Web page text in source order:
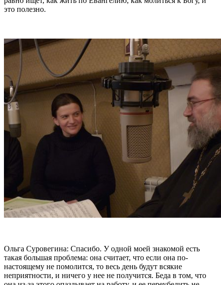
это полезно.
Ольга Суровегина: Спасибо. У одной моей знакомой есть
такая большая проблема: она считает, что если она по-
настоящему не помолится, то весь день будут всякие
неприятности, и ничего у нее не получится. Беда в том, что